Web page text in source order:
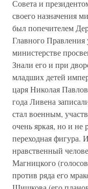
Совета и
своего назначения
был попечителем
Главного
министерстве
Знали его и при
младших детей
царя Николая
года Ливена
стал военным,
очень яркая, но и не
переходная фигура.
нравственный
Магницкого
против ряда его